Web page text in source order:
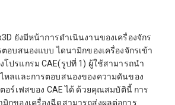
ยังมีหน้าการดำเนินงานของเครื่องจักร
ตอบสนองแบบ ไดนามิกของเครื่องจักรเข้า
โปรแกรม CAE(รูปที่ 1) ผู้ใช้สามารถนำ
หลและการตอบสนองของความดันของ
ตอร์เฟสของ CAE ได้ ด้วยคุณสมบัตินี้ การ
กของเครื่องฉีดสามารถส่งผลต่อการ